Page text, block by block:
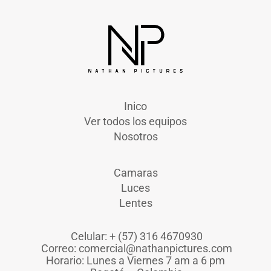
Inico
Ver todos los equipos
Nosotros
Camaras
Luces
Lentes
Celular: + (57) 316 4670930
Correo: comercial@nathanpictures.com
Horario: Lunes a Viernes 7 am a 6 pm